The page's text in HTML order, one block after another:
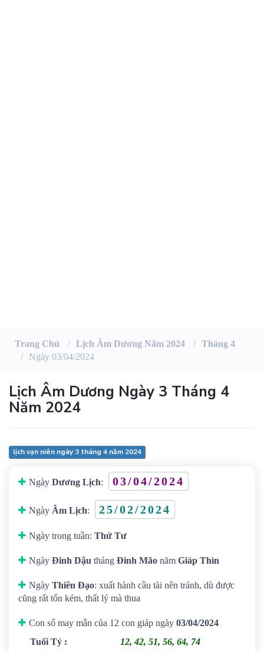
Trang Chủ Lịch Âm Dương Năm 2024
Tháng 4
Ngày 03/04/2024
Lịch Âm Dương Ngày 3 Tháng 4
Năm 2024
lịch vạn niên ngày 3 tháng 4 năm 2024
Ngày Dương Lịch: 03/04/2024
Ngày Âm Lịch: 25/02/2024
Ngày trong tuần: Thứ Tư
Ngày Đinh Dậu tháng Đinh Mão năm Giáp Thìn
Ngày Thiên Đạo: xuất hành cầu tài nên tránh, dù được
cũng rất tốn kém, thất lý mà thua
Con số may mắn của 12 con giáp ngày 03/04/2024
Tuổi Tý :
12, 42, 51, 56, 64, 74